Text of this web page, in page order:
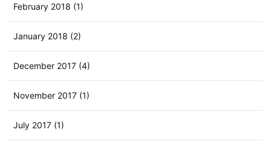
February 2018 (1)
January 2018 (2)
December 2017 (4)
November 2017 (1)
July 2017 (1)